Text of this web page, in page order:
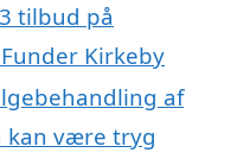
tilbud på
Kirkeby
af
kan være tryg